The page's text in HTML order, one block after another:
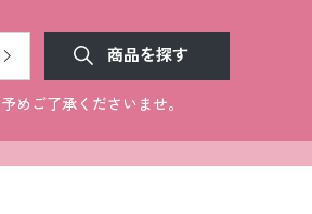
商品を探す
めご了承くださいませ。